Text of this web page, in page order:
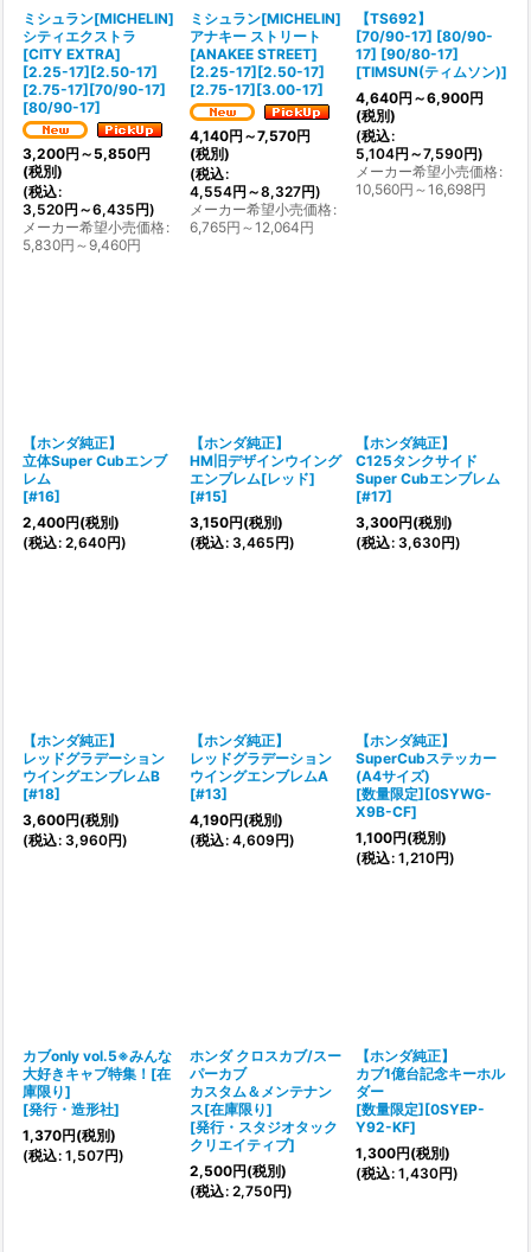
ミシュラン[MICHELIN]
シティエクストラ
[CITY EXTRA]
[2.25-17][2.50-17]
[2.75-17][70/90-17]
[80/90-17]
3,200円 ～5,850円
(税別)
(税込:
3,520円 ～6,435円)
メーカー希望小売価格:
5,830円 ～9,460円
ミシュラン[MICHELIN]
アナキー ストリート
[ANAKEE STREET]
[2.25-17][2.50-17]
[2.75-17][3.00-17]
4,140円 ～7,570円
(税別)
(税込:
4,554円 ～8,327円)
メーカー希望小売価格:
6,765円 ～12,064円
【TS692】
[70/90-17] [80/90-
17] [90/80-17]
[TIMSUN(ティムソン)]
4,640円 ～6,900円
(税別)
(税込:
5,104円 ～7,590円)
メーカー希望小売価格:
10,560円 ～16,698円
【ホンダ純正】
立体Super Cubエンブ
レム
[#16]
2,400円(税別)
(税込: 2,640円)
【ホンダ純正】
HM旧デザインウイング
エンブレム[レッド]
[#15]
3,150円(税別)
(税込: 3,465円)
【ホンダ純正】
C125タンクサイド
Super Cubエンブレム
[#17]
3,300円(税別)
(税込: 3,630円)
【ホンダ純正】
レッドグラデーション
ウイングエンブレムB
[#18]
3,600円(税別)
(税込: 3,960円)
【ホンダ純正】
レッドグラデーション
ウイングエンブレムA
[#13]
4,190円(税別)
(税込: 4,609円)
【ホンダ純正】
SuperCubステッカー
(A4サイズ)
[数量限定][0SYWG-
X9B-CF]
1,100円(税別)
(税込: 1,210円)
カブonly vol.5※みんな
大好きキャブ特集！[在
庫限り]
[発行・造形社]
1,370円(税別)
(税込: 1,507円)
ホンダ クロスカブ/スー
パーカブ
カスタム＆メンテナン
ス[在庫限り]
[発行・スタジオタック
クリエイティブ]
2,500円(税別)
(税込: 2,750円)
【ホンダ純正】
カブ1億台記念キーホル
ダー
[数量限定][0SYEP-
Y92-KF]
1,300円(税別)
(税込: 1,430円)